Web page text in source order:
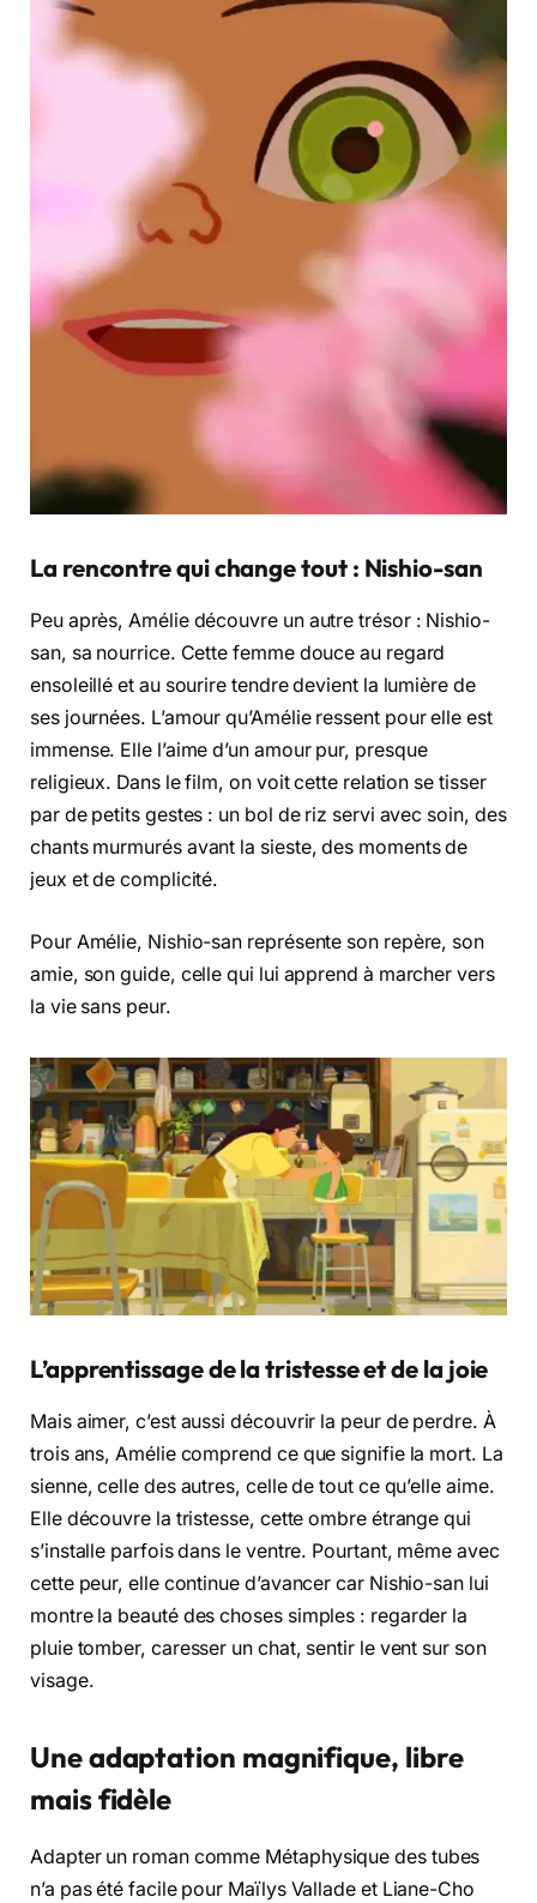
La rencontre qui change tout : Nishio-san
Peu après, Amélie découvre un autre trésor : Nishio-
san, sa nourrice. Cette femme douce au regard
ensoleillé et au sourire tendre devient la lumière de
ses journées. L’amour qu’Amélie ressent pour elle est
immense. Elle l’aime d’un amour pur, presque
religieux. Dans le film, on voit cette relation se tisser
par de petits gestes : un bol de riz servi avec soin, des
chants murmurés avant la sieste, des moments de
jeux et de complicité.
Pour Amélie, Nishio-san représente son repère, son
amie, son guide, celle qui lui apprend à marcher vers
la vie sans peur.
L’apprentissage de la tristesse et de la joie
Mais aimer, c’est aussi découvrir la peur de perdre. À
trois ans, Amélie comprend ce que signifie la mort. La
sienne, celle des autres, celle de tout ce qu’elle aime.
Elle découvre la tristesse, cette ombre étrange qui
s’installe parfois dans le ventre. Pourtant, même avec
cette peur, elle continue d’avancer car Nishio-san lui
montre la beauté des choses simples : regarder la
pluie tomber, caresser un chat, sentir le vent sur son
visage.
Une adaptation magnifique, libre
mais fidèle
Adapter un roman comme Métaphysique des tubes
n’a pas été facile pour Maïlys Vallade et Liane-Cho